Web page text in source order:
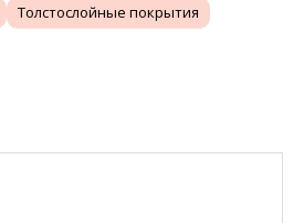
Толстослойные покрытия